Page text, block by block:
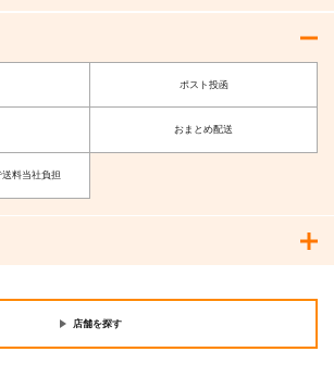
ポスト投函
おまとめ配送
料当社負担
店舗を探す